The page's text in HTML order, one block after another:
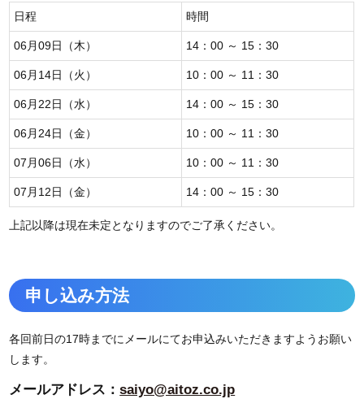
日程 時間
06月09日（木） 14：00 ～ 15：30
06月14日（火） 10：00 ～ 11：30
06月22日（水） 14：00 ～ 15：30
06月24日（金） 10：00 ～ 11：30
07月06日（水） 10：00 ～ 11：30
07月12日（金） 14：00 ～ 15：30
上記以降は現在未定となりますのでご了承ください。
申し込み方法
各回前日の17時までにメールにてお申込みいただきますようお願い
します。
メールアドレス：saiyo@aitoz.co.jp